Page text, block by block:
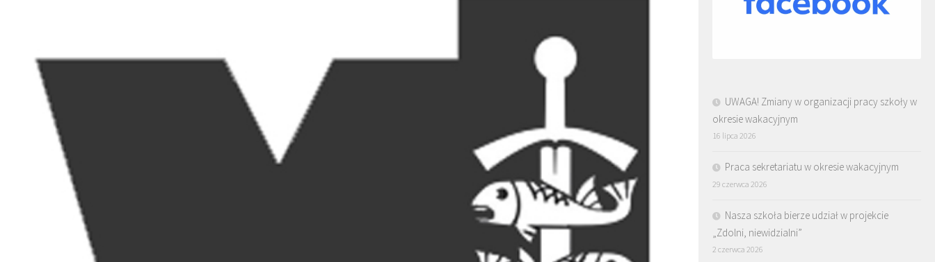
UWAGA! Zmiany w organizacji pracy szkoły w
okresie wakacyjnym
16 lipca 2026
Praca sekretariatu w okresie wakacyjnym
29 czerwca 2026
Nasza szkoła bierze udział w projekcie
„Zdolni, niewidzialni”
2 czerwca 2026